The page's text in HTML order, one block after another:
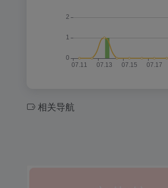
相关导航